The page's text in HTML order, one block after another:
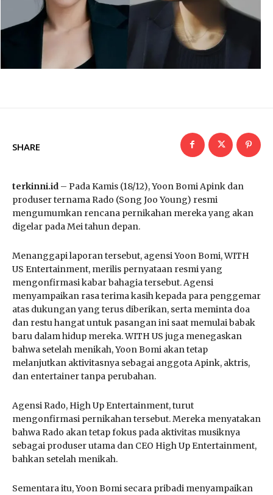
SHARE
terkinni.id – Pada Kamis (18/12), Yoon Bomi Apink dan
produser ternama Rado (Song Joo Young) resmi
mengumumkan rencana pernikahan mereka yang akan
digelar pada Mei tahun depan.
Menanggapi laporan tersebut, agensi Yoon Bomi, WITH
US Entertainment, merilis pernyataan resmi yang
mengonfirmasi kabar bahagia tersebut. Agensi
menyampaikan rasa terima kasih kepada para penggemar
atas dukungan yang terus diberikan, serta meminta doa
dan restu hangat untuk pasangan ini saat memulai babak
baru dalam hidup mereka. WITH US juga menegaskan
bahwa setelah menikah, Yoon Bomi akan tetap
melanjutkan aktivitasnya sebagai anggota Apink, aktris,
dan entertainer tanpa perubahan.
Agensi Rado, High Up Entertainment, turut
mengonfirmasi pernikahan tersebut. Mereka menyatakan
bahwa Rado akan tetap fokus pada aktivitas musiknya
sebagai produser utama dan CEO High Up Entertainment,
bahkan setelah menikah.
Sementara itu, Yoon Bomi secara pribadi menyampaikan